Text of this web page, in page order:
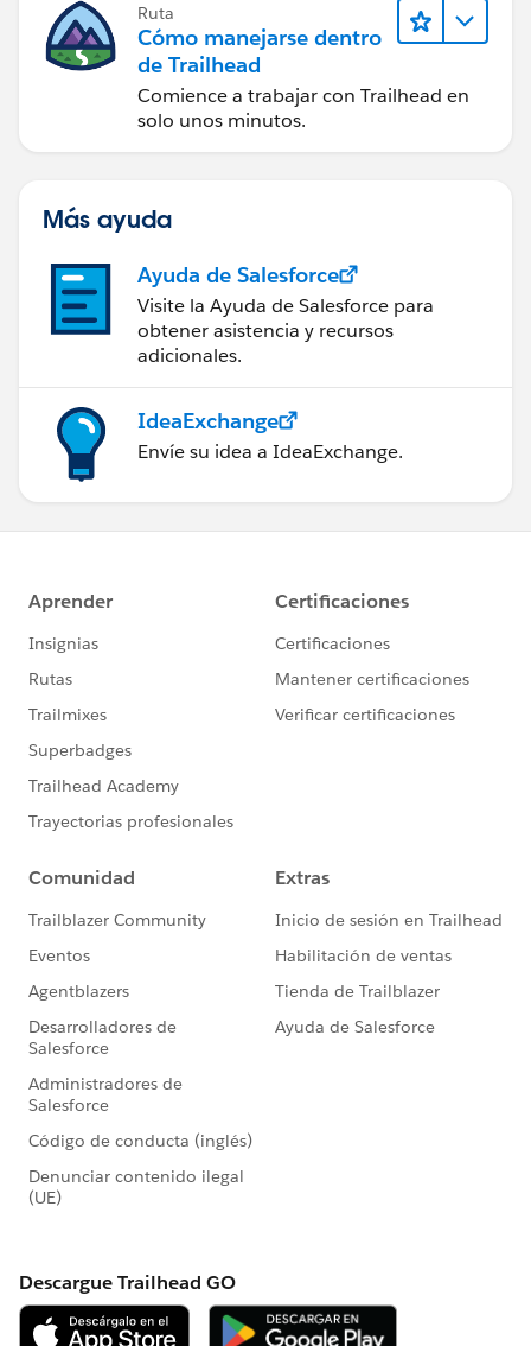
Ruta
Cómo manejarse dentro
de Trailhead
Comience a trabajar con Trailhead en
solo unos minutos.
Más ayuda
Ayuda de Salesforce
Visite la Ayuda de Salesforce para
obtener asistencia y recursos
adicionales.
IdeaExchange
Envíe su idea a IdeaExchange.